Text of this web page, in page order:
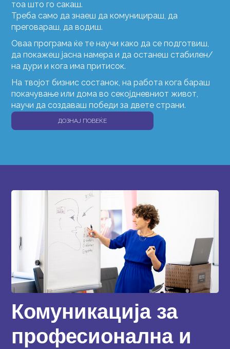
тоа што го сакаш.
Треба само да знаеш да комуницираш, да
преговараш, да водиш.
Оваа програма ќе те научи како да се подготвиш,
да покажеш јасна намера и да останеш стабилен/
на дури и кога има притисок.
На твојот бизнис состанок, на работа кога бараш
покачување или дома во секојдневниот живот,
научи да создаваш победи за двете страни.
ДОЗНАЈ ПОВЕЌЕ
Комуникација за
професионална и